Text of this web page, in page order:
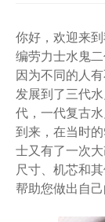
你好，欢迎来
编劳力士水鬼
因为不同的人
发展到了三代
代，一代复古
到来，在当时
士又有了一次
尺寸、机芯和
帮助您做出自己